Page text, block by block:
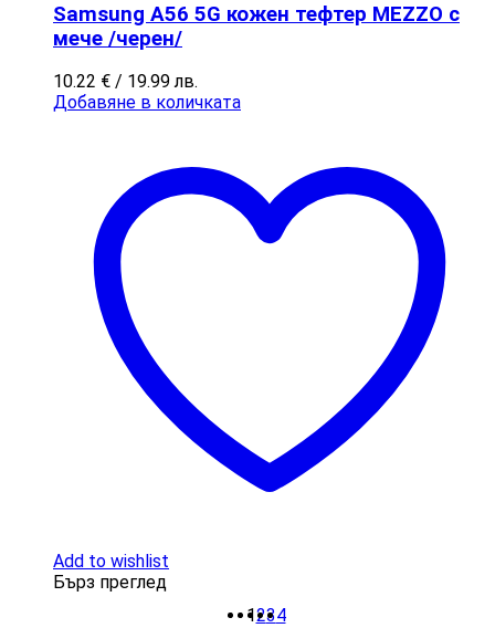
Samsung A56 5G кожен тефтер MEZZO с
мече /черен/
10.22 € / 19.99 лв.
Добавяне в количката
Add to wishlist
Бърз преглед
1234